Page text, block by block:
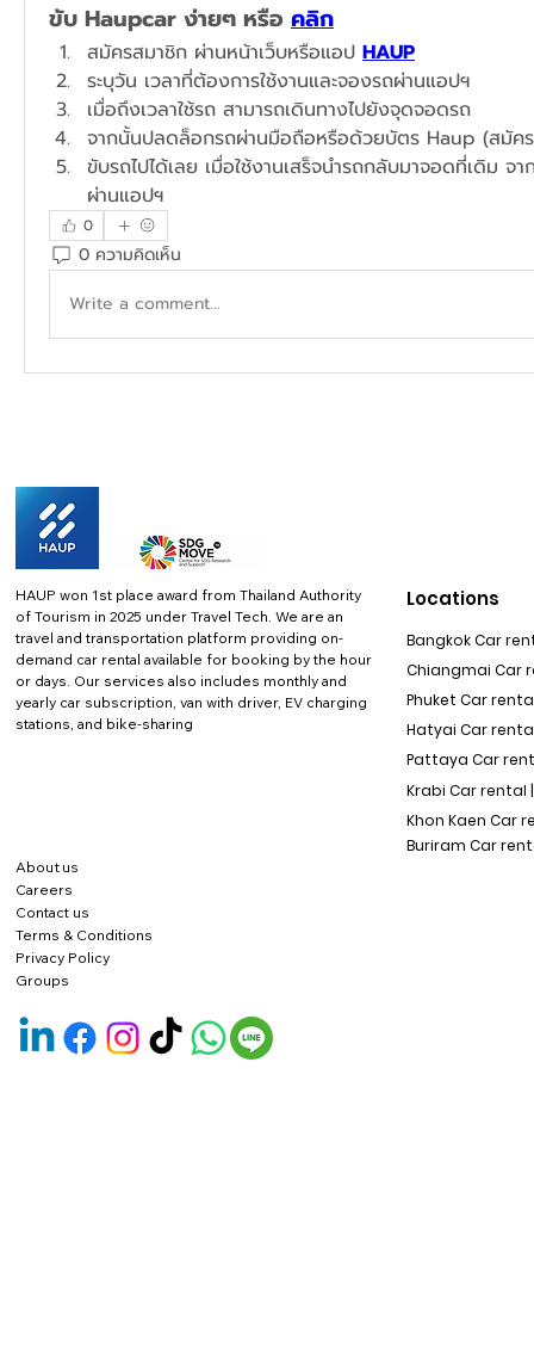
ขับ Haupcar ง่ายๆ หรือ คลิก
สมัครสมาชิก ผ่านหน้าเว็บหรือแอป HAUP
ระบุวัน เวลาที่ต้องการใช้งานและจองรถผ่านแอปฯ​
เมื่อถึงเวลาใช้รถ สามารถเดินทางไปยังจุดจอดรถ
จากนั้นปลดล็อกรถผ่านมือถือหรือด้วยบัตร Haup (สมัค
ขับรถไปได้เลย เมื่อใช้งานเสร็จนำรถกลับมาจอดที่เดิม
ผ่านแอปฯ
0
0 ความคิดเห็น
Write a comment...
HAUP won 1st place award from Thailand Authority
of Tourism in 2025 under Travel Tech. We are an
travel and transportation platform providing on-
demand car rental available for booking by the hour
or days. Our services also includes monthly and
yearly car subscription, van with driver, EV charging
stations, and bike-sharing
About us
Careers
Contact us
Terms & Conditions
Privacy Policy
Locations
Bangkok Car
Chiangmai Car
Phuket Car rental
Hatyai Car
Pattaya Car
Krabi Car rental |
Khon Kaen Car
Buriram Car
Groups